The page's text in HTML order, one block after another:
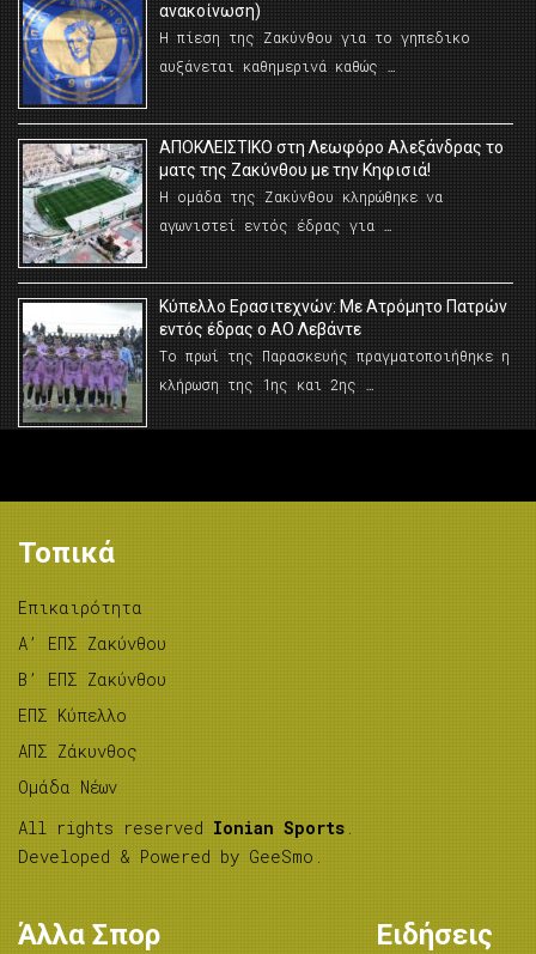
ανακοίνωση)
Η πίεση της Ζακύνθου για το γηπεδικο
αυξάνεται καθημερινά καθώς …
AΠΟΚΛΕΙΣΤΙΚΟ στη Λεωφόρο Αλεξάνδρας το
ματς της Ζακύνθου με την Κηφισιά!
Η ομάδα της Ζακύνθου κληρώθηκε να
αγωνιστεί εντός έδρας για …
Κύπελλο Ερασιτεχνών: Με Ατρόμητο Πατρών
εντός έδρας ο ΑΟ Λεβάντε
Το πρωί της Παρασκευής πραγματοποιήθηκε η
κλήρωση της 1ης και 2ης …
Τοπικά
Επικαιρότητα
A’ ΕΠΣ Ζακύνθου
B’ ΕΠΣ Ζακύνθου
ΕΠΣ Κύπελλο
ΑΠΣ Ζάκυνθος
Ομάδα Νέων
All rights reserved Ionian Sports .
Developed & Powered by GeeSmo .
Άλλα Σπορ Ειδήσεις